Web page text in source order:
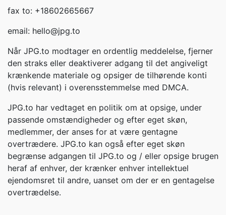
fax to: +18602665667
email: hello@jpg.to
Når JPG.to modtager en ordentlig meddelelse, fjerner
den straks eller deaktiverer adgang til det angiveligt
krænkende materiale og opsiger de tilhørende konti
(hvis relevant) i overensstemmelse med DMCA.
JPG.to har vedtaget en politik om at opsige, under
passende omstændigheder og efter eget skøn,
medlemmer, der anses for at være gentagne
overtrædere. JPG.to kan også efter eget skøn
begrænse adgangen til JPG.to og / eller opsige brugen
heraf af enhver, der krænker enhver intellektuel
ejendomsret til andre, uanset om der er en gentagelse
overtrædelse.